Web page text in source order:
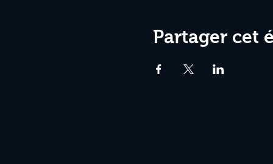
Partager cet